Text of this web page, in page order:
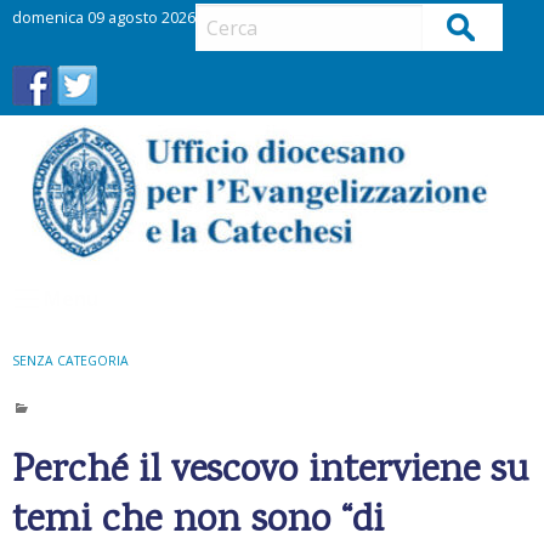
domenica 09 agosto 2026 Cerca
SENZA CATEGORIA
Perché il vescovo interviene su
temi che non sono “di